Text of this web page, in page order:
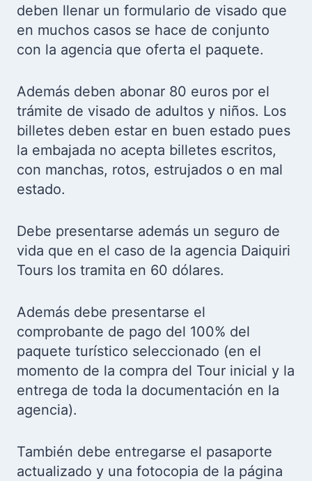
deben llenar un formulario de visado que
en muchos casos se hace de conjunto
con la agencia que oferta el paquete.
Además deben abonar 80 euros por el
trámite de visado de adultos y niños. Los
billetes deben estar en buen estado pues
la embajada no acepta billetes escritos,
con manchas, rotos, estrujados o en mal
estado.
Debe presentarse además un seguro de
vida que en el caso de la agencia Daiquiri
Tours los tramita en 60 dólares.
Además debe presentarse el
comprobante de pago del 100% del
paquete turístico seleccionado (en el
momento de la compra del Tour inicial y la
entrega de toda la documentación en la
agencia).
También debe entregarse el pasaporte
actualizado y una fotocopia de la página